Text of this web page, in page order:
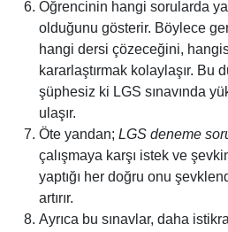
Öğrencinin hangi sorularda
olduğunu gösterir. Böylece
hangi dersi çözeceğini,
kararlaştırmak kolaylaşır. Bu
şüphesiz ki LGS sınavında
ulaşır.
Öte yandan; LGS deneme
çalışmaya karşı istek ve
yaptığı her doğru onu
artırır.
Ayrıca bu sınavlar, daha